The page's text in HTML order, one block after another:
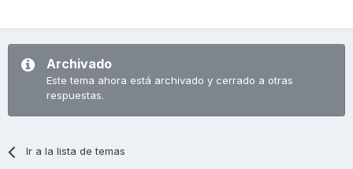
Archivado
Este tema ahora está archivado y cerrado a otras
respuestas.
Ir a la lista de temas